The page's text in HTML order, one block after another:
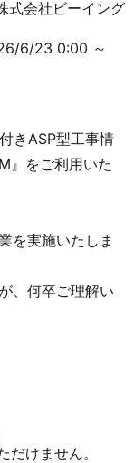
式会社ビーイング
6/23 0:00 ～
きASP型工事情
』をご利用いた
を実施いたしま
、何卒ご理解い
けません。